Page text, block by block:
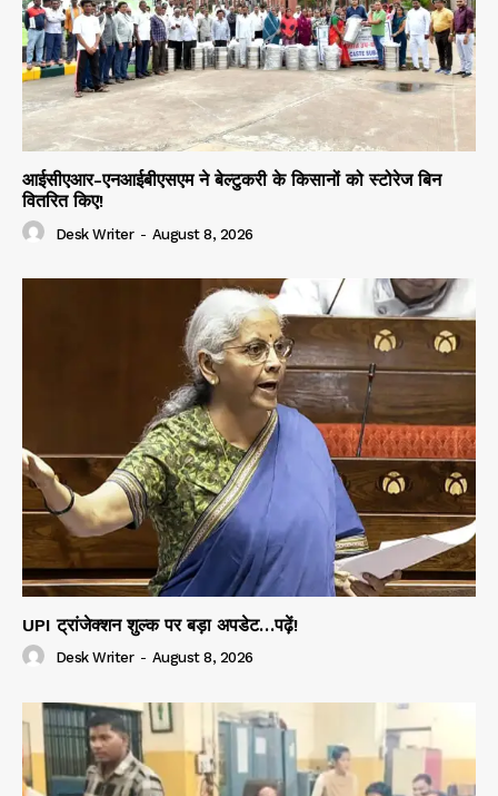
आईसीएआर-एनआईबीएसएम ने बेल्टुकरी के किसानों को स्टोरेज बिन
वितरित किए!
Desk Writer - August 8, 2026
UPI ट्रांजेक्शन शुल्क पर बड़ा अपडेट…पढ़ें!
Desk Writer - August 8, 2026